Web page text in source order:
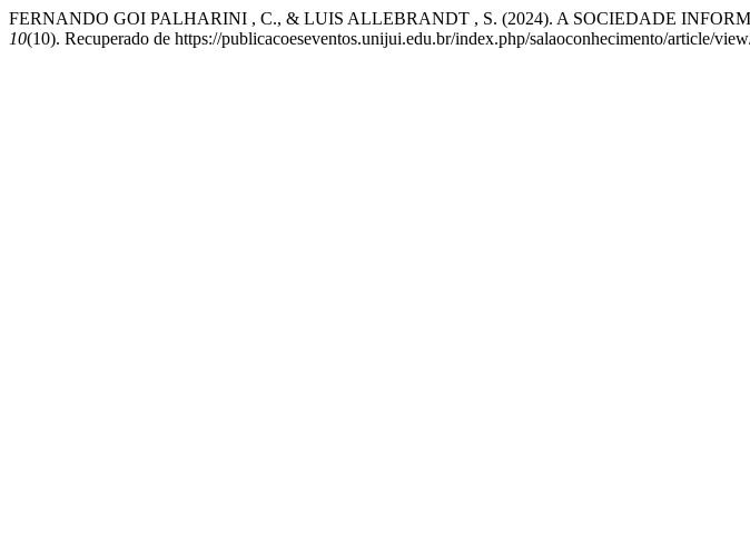
FERNANDO GOI PALHARINI , C., & LUIS ALLEBRANDT , S. (2024). A SOCIEDADE
10(10). Recuperado de https://publicacoeseventos.unijui.edu.br/index.php/salaoconhecimento/article/